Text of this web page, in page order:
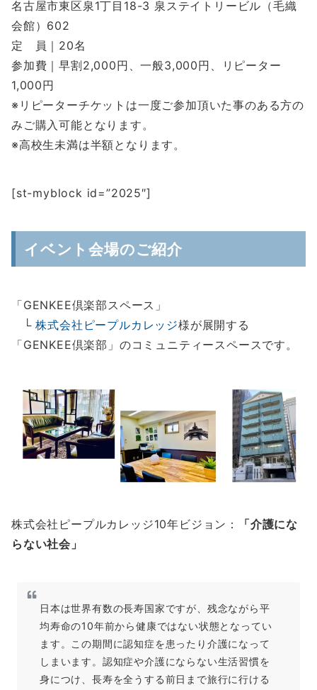
名古屋市東区泉1丁目18-3 泉ステイトリービル（毛織
会館）602
定 員｜20名
参加費｜早割2,000円、一般3,000円、リピーター
1,000円
※リピーターチケットは一度ご参加頂いた事のある方の
みご購入可能となります。
※高校生未満は半額となります。
[st-myblock id=”2025″]
イベント会場のご紹介
「GENKEE倶楽部スペース」
└株式会社ピープルカレッジ様が展開する
「GENKEE倶楽部」のコミュニティースペースです。
株式会社ピープルカレッジ10年ビジョン：
「介護にな
らない社会」
日本は世界有数の長寿国家ですが、残念ながら平
均寿命の10年前から健康ではない状態となってい
ます。この期間に認知症を患ったり介護になって
しまいます。認知症や介護にならない生活習慣を
身につけ、長寿を全うする前日まで旅行に行ける